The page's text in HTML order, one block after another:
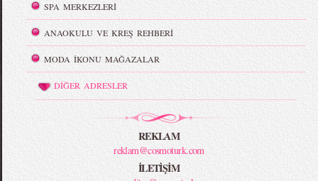
SPA MERKEZLERİ
ANAOKULU VE KREŞ REHBERİ
MODA İKONU MAĞAZALAR
DİĞER ADRESLER
REKLAM
reklam@cosmoturk.com
İLETİŞİM